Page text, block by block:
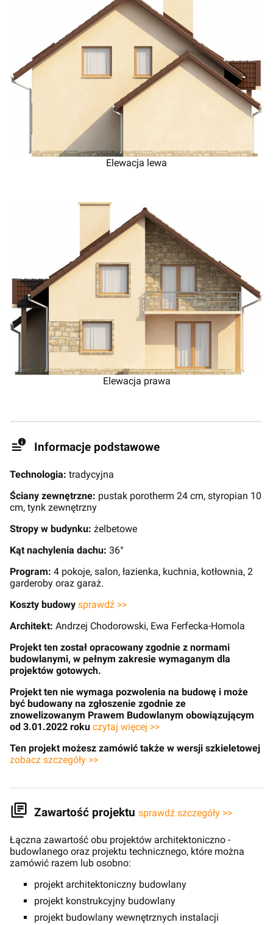
Elewacja lewa
Elewacja prawa
Informacje podstawowe
Technologia: tradycyjna
Ściany zewnętrzne: pustak porotherm 24 cm, styropian 10
cm, tynk zewnętrzny
Stropy w budynku: żelbetowe
Kąt nachylenia dachu: 36°
Program: 4 pokoje, salon, łazienka, kuchnia, kotłownia, 2
garderoby oraz garaż.
Koszty budowy sprawdź >>
Architekt: Andrzej Chodorowski, Ewa Ferfecka-Homola
Projekt ten został opracowany zgodnie z normami
budowlanymi, w pełnym zakresie wymaganym dla
projektów gotowych.
Projekt ten nie wymaga pozwolenia na budowę i może
być budowany na zgłoszenie zgodnie ze
znowelizowanym Prawem Budowlanym obowiązującym
od 3.01.2022 roku czytaj więcej >>
Ten projekt możesz zamówić także w wersji szkieletowej
zobacz szczegóły >>
Zawartość projektu sprawdź szczegóły >>
Łączna zawartość obu projektów architektoniczno -
budowlanego oraz projektu technicznego, które można
zamówić razem lub osobno:
projekt architektoniczny budowlany
projekt konstrukcyjny budowlany
projekt budowlany wewnętrznych instalacji